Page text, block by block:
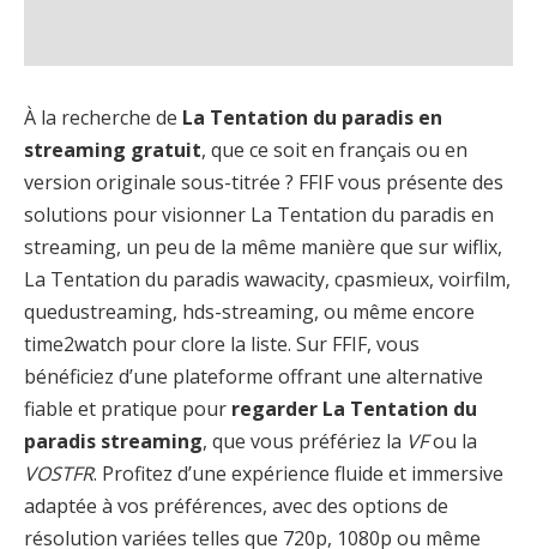
À la recherche de La Tentation du paradis en
streaming gratuit, que ce soit en français ou en
version originale sous-titrée ? FFIF vous présente des
solutions pour visionner La Tentation du paradis en
streaming, un peu de la même manière que sur wiflix,
La Tentation du paradis wawacity, cpasmieux, voirfilm,
quedustreaming, hds-streaming, ou même encore
time2watch pour clore la liste. Sur FFIF, vous
bénéficiez d’une plateforme offrant une alternative
fiable et pratique pour regarder La Tentation du
paradis streaming, que vous préfériez la VFou la
VOSTFR. Profitez d’une expérience fluide et immersive
adaptée à vos préférences, avec des options de
résolution variées telles que 720p, 1080p ou même